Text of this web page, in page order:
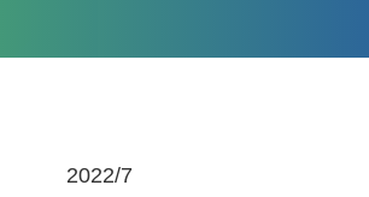
2022/7